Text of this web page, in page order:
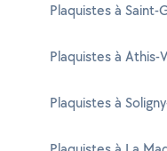
Plaquistes à
Plaquistes à Athis-
Plaquistes à